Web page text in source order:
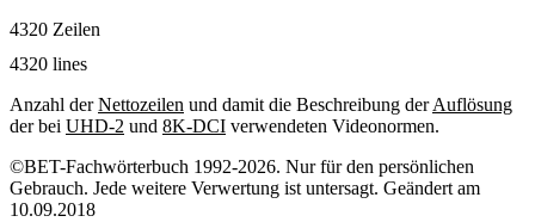
4320 Zeilen
4320 lines
Anzahl derNettozeilen und damit die Beschreibung derAuflösung
der bei UHD-2 und 8K-DCI verwendeten Videonormen.
©BET-Fachwörterbuch 1992-2026. Nur für den persönlichen
Gebrauch. Jede weitere Verwertung ist untersagt. Geändert am
10.09.2018